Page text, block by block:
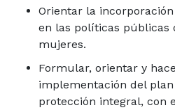
Orientar la
en las políticas públicas
mujeres.
Formular, orientar y
implementación del
protección integral, con